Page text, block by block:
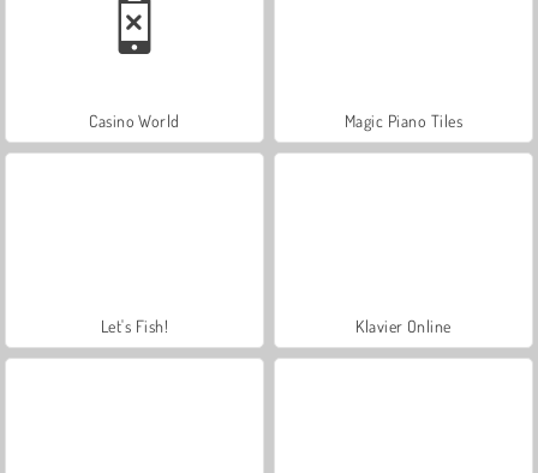
Casino World Magic Piano Tiles
Let's Fish! Klavier Online